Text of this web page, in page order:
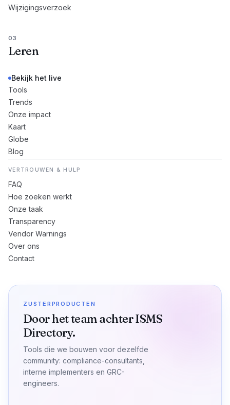
Wijzigingsverzoek
03
Leren
Bekijk het live
Tools
Trends
Onze impact
Kaart
Globe
Blog
VERTROUWEN & HULP
FAQ
Hoe zoeken werkt
Onze taak
Transparency
Vendor Warnings
Over ons
Contact
ZUSTERPRODUCTEN
Door het team achter ISMS
Directory.
Tools die we bouwen voor dezelfde
community: compliance-consultants,
interne implementers en GRC-
engineers.